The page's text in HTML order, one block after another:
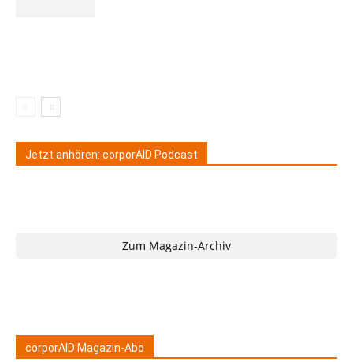
Jetzt anhören: corporAID Podcast
Zum Magazin-Archiv
corporAID Magazin-Abo